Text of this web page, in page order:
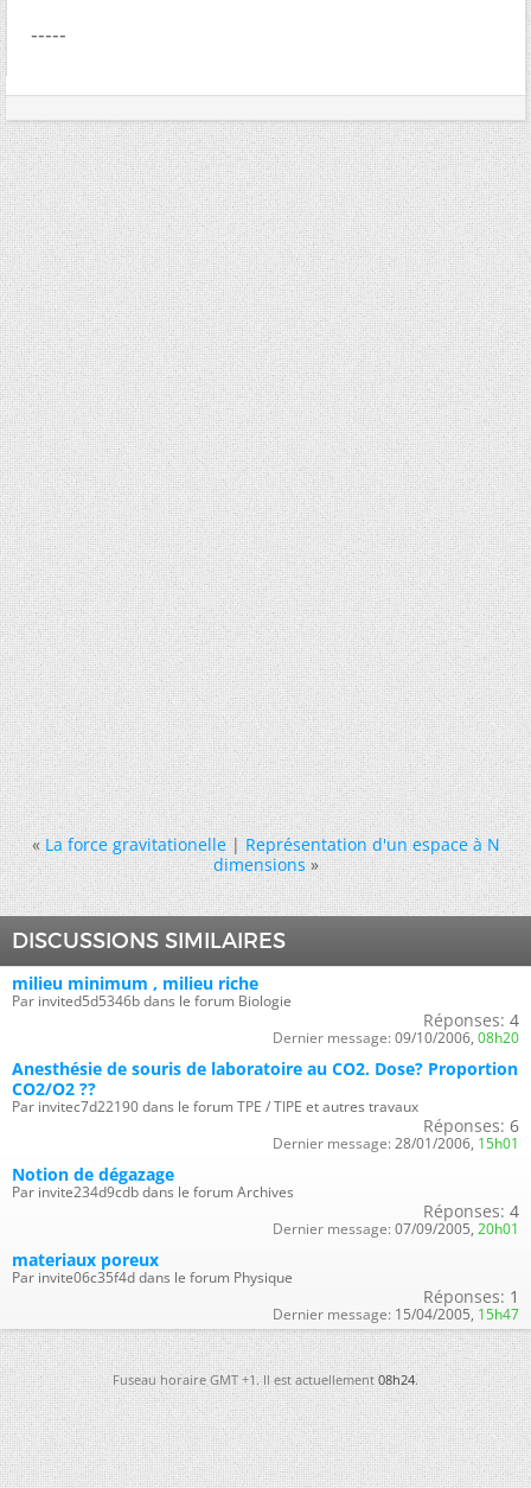
-----
« La force gravitationelle|Représentation d'un espace à N
dimensions »
DISCUSSIONS SIMILAIRES
milieu minimum , milieu riche
Par invited5d5346b dans le forum Biologie
Réponses: 4
Dernier message: 09/10/2006, 08h20
Anesthésie de souris de laboratoire au CO2. Dose? Proportion
CO2/O2 ??
Par invitec7d22190 dans le forum TPE / TIPE et autres travaux
Réponses: 6
Dernier message: 28/01/2006, 15h01
Notion de dégazage
Par invite234d9cdb dans le forum Archives
Réponses: 4
Dernier message: 07/09/2005, 20h01
materiaux poreux
Par invite06c35f4d dans le forum Physique
Réponses: 1
Dernier message: 15/04/2005, 15h47
Fuseau horaire GMT +1. Il est actuellement08h24.